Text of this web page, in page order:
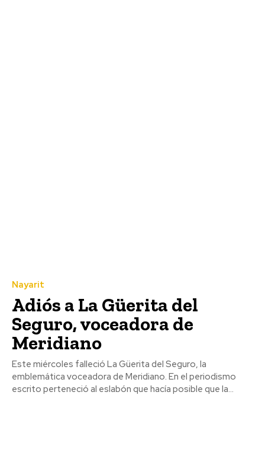
Nayarit
Adiós a La Güerita del
Seguro, voceadora de
Meridiano
Este miércoles falleció La Güerita del Seguro, la
emblemática voceadora de Meridiano. En el periodismo
escrito perteneció al eslabón que hacía posible que la...